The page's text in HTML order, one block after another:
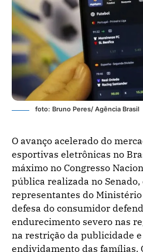
foto: Bruno Peres/ Agência Brasil
O avanço acelerado do
esportivas eletrônicas no
máximo no Congresso
pública realizada no
representantes do Ministério
defesa do consumidor
endurecimento severo nas
na restrição da publicidade
endividamento das famílias.